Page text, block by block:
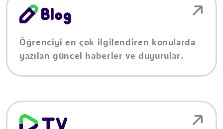
Öğrenciyi en çok ilgilendiren konularda
yazılan güncel haberler ve duyurular.